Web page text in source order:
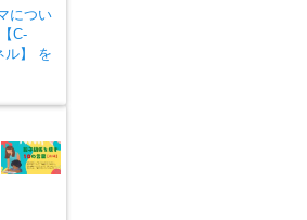
につい
C-
ル】 を